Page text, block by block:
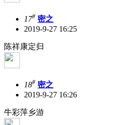
17# 密之
2019-9-27 16:25
陈祥康定归
18# 密之
2019-9-27 16:26
牛彩萍乡游